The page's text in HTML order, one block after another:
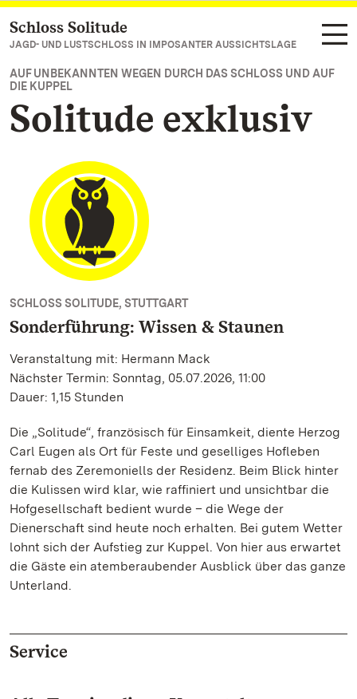
Zum Hauptinhalt springen
Schloss Solitude
JAGD- UND LUSTSCHLOSS IN IMPOSANTER AUSSICHTSLAGE
AUF UNBEKANNTEN WEGEN DURCH DAS SCHLOSS UND AUF
DIE KUPPEL
Solitude exklusiv
SCHLOSS SOLITUDE, STUTTGART
Sonderführung: Wissen & Staunen
Veranstaltung mit: Hermann Mack
Nächster Termin: Sonntag, 05.07.2026, 11:00
Dauer: 1,15 Stunden
Die „Solitude“, französisch für Einsamkeit, diente Herzog
Carl Eugen als Ort für Feste und geselliges Hofleben
fernab des Zeremoniells der Residenz. Beim Blick hinter
die Kulissen wird klar, wie raffiniert und unsichtbar die
Hofgesellschaft bedient wurde – die Wege der
Dienerschaft sind heute noch erhalten. Bei gutem Wetter
lohnt sich der Aufstieg zur Kuppel. Von hier aus erwartet
die Gäste ein atemberaubender Ausblick über das ganze
Unterland.
Service